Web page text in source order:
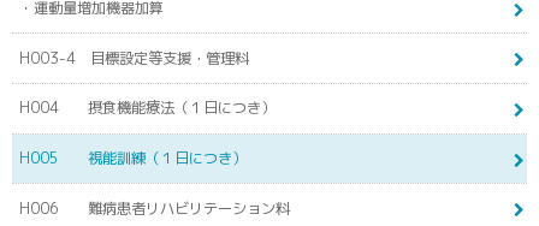
・運動量増加機器加算
H003-4 目標設定等支援・管理料
H004 摂食機能療法（１日につき）
H005 視能訓練（１日につき）
H006 難病患者リハビリテーション料